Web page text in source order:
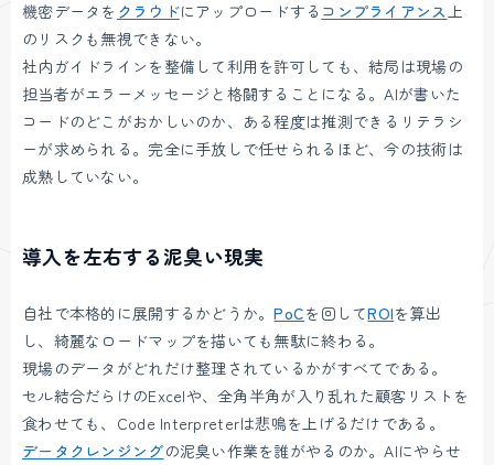
機密データを クラウドにアップロードする コンプライアンス 上
のリスクも無視できない。
社内ガイドラインを整備して利用を許可しても、結局は現場の
担当者がエラーメッセージと格闘することになる。AIが書いた
コードのどこがおかしいのか、ある程度は推測できるリテラシ
ーが求められる。完全に手放しで任せられるほど、今の技術は
成熟していない。
導入を左右する泥臭い現実
自社で本格的に展開するかどうか。PoCを回してROIを算出
し、綺麗なロードマップを描いても無駄に終わる。
現場のデータがどれだけ整理されているかがすべてである。
セル結合だらけのExcelや、全角半角が入り乱れた顧客リストを
食わせても、Code Interpreterは悲鳴を上げるだけである。
データクレンジングの泥臭い作業を誰がやるのか。AIにやらせ